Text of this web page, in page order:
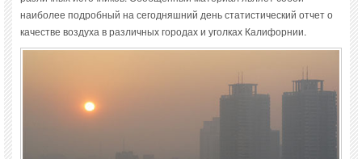
наиболее подробный на сегодняшний день статистический отчет о
качестве воздуха в различных городах и уголках Калифорнии.